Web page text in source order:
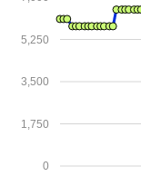
0
1,750
3,500
5,250